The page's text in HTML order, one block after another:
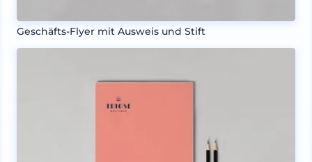
Geschäfts-Flyer mit Ausweis und Stift